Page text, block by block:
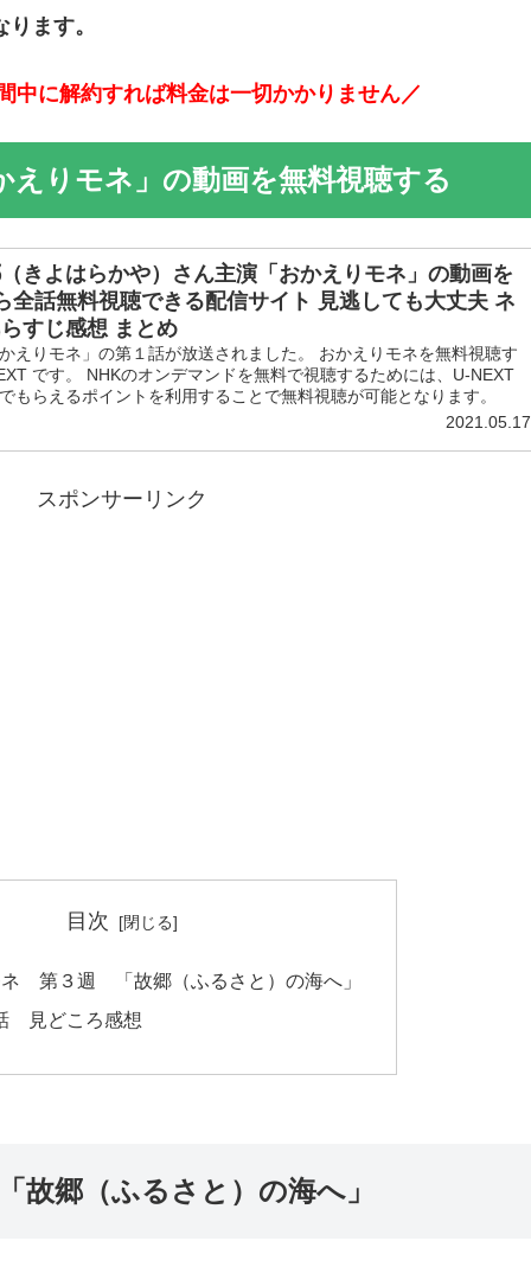
ます。
中に解約すれば料金は一切かかりません／
えりモネ」の動画を無料視聴する
きよはらかや）さん主演「おかえりモネ」の動画を
全話無料視聴できる配信サイト 見逃しても大丈夫 ネ
すじ感想 まとめ
えりモネ」の第１話が放送されました。 おかえりモネを無料視聴す
です。 NHKのオンデマンドを無料で視聴するためには、U-NEXT
もらえるポイントを利用することで無料視聴が可能となります。
2021.05.17
スポンサーリンク
目次
ネ 第３週 「故郷（ふるさと）の海へ」
見どころ感想
郷（ふるさと）の海へ」